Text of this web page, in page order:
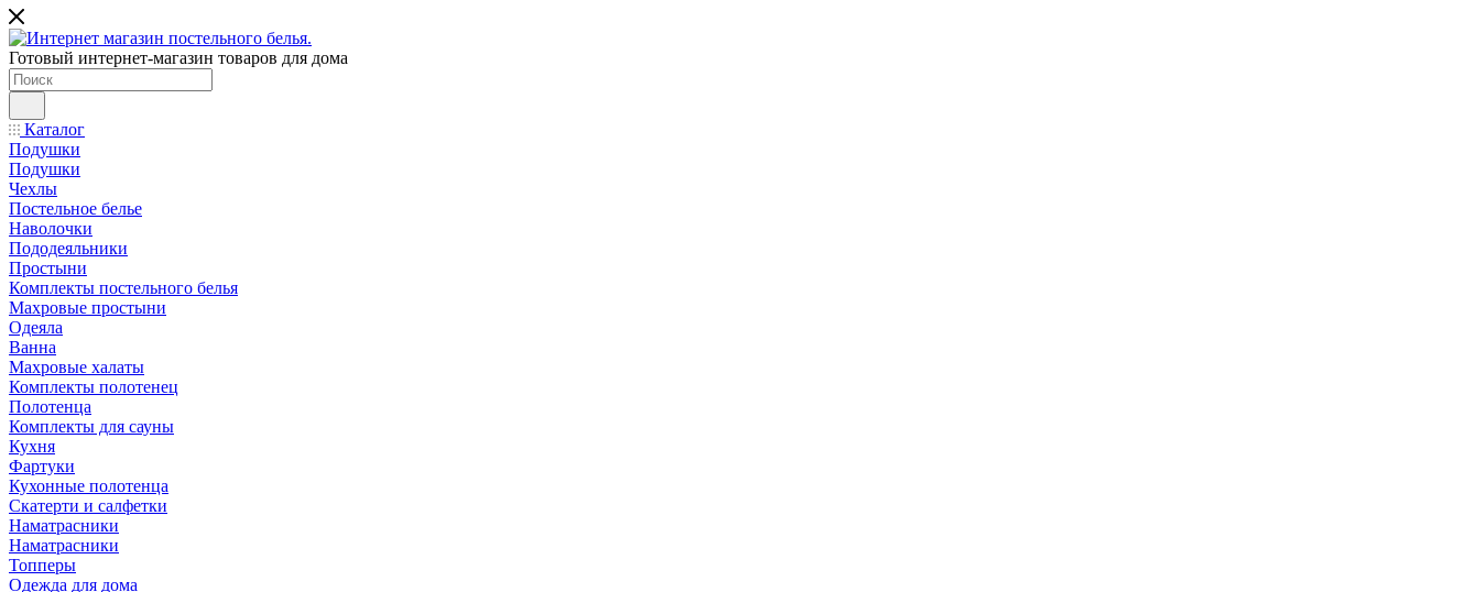
Готовый интернет-магазин товаров для дома
Каталог
Подушки
Подушки
Чехлы
Постельное белье
Наволочки
Пододеяльники
Простыни
Комплекты постельного белья
Махровые простыни
Одеяла
Ванна
Махровые халаты
Комплекты полотенец
Полотенца
Комплекты для сауны
Кухня
Фартуки
Кухонные полотенца
Скатерти и салфетки
Наматрасники
Наматрасники
Топперы
Одежда для дома